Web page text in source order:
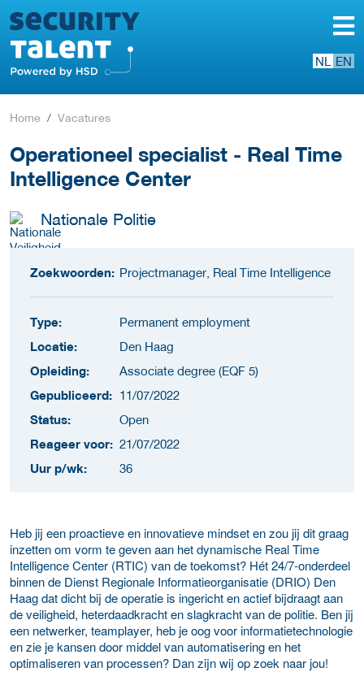
NL EN
Home Vacatures
Operationeel specialist - Real Time
Intelligence Center
Nationale Politie
Zoekwoorden: Projectmanager, Real Time Intelligence
Type:
Permanent employment
Locatie:
Den Haag
Opleiding:
Associate degree (EQF 5)
Gepubliceerd: 11/07/2022
Status:
Open
Reageer voor: 21/07/2022
Uur p/wk:
36
Heb jij een proactieve en innovatieve mindset en zou jij dit graag
inzetten om vorm te geven aan het dynamische Real Time
Intelligence Center (RTIC) van de toekomst? Hét 24/7-onderdeel
binnen de Dienst Regionale Informatieorganisatie (DRIO) Den
Haag dat dicht bij de operatie is ingericht en actief bijdraagt aan
de veiligheid, heterdaadkracht en slagkracht van de politie. Ben jij
een netwerker, teamplayer, heb je oog voor informatietechnologie
en zie je kansen door middel van automatisering en het
optimaliseren van processen? Dan zijn wij op zoek naar jou!